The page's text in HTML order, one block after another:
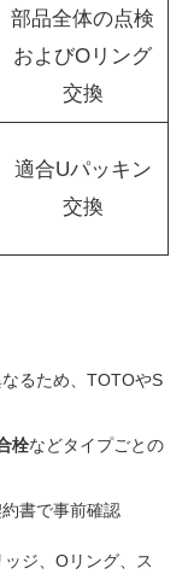
部品全体の点検
およびOリング
交換
適合Uパッキン
交換
るため、TOTOやS
栓などタイプごとの
約書で事前確認
ジ、Oリング、ス